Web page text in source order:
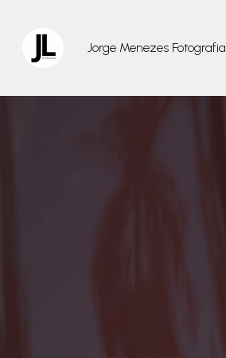
Jorge Menezes Fotografia